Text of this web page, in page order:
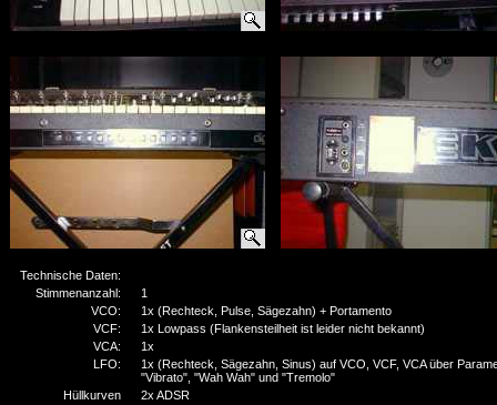
Technische Daten:
Stimmenanzahl:
1
VCO:
1x (Rechteck, Pulse, Sägezahn) + Portamento
VCF:
1x Lowpass (Flankensteilheit ist leider nicht bekannt)
VCA:
1x
LFO:
1x (Rechteck, Sägezahn, Sinus) auf VCO, VCF, VCA über
"Vibrato", "Wah Wah" und "Tremolo"
Hüllkurven
2x ADSR